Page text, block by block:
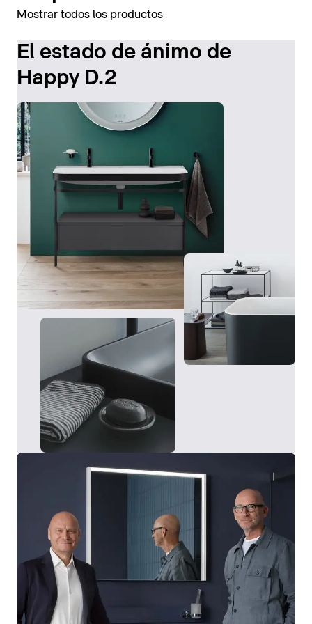
Mostrar todos los productos
El estado de ánimo de
Happy D.2